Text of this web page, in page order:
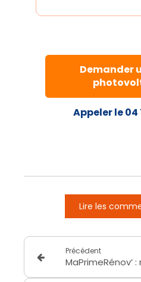
Demander
Appeler le 04
Lire les
Précédent